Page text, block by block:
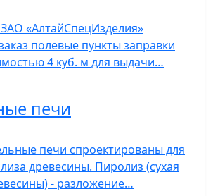
«АлтайСпецИзделия»
полевые пункты заправки
4 куб. м для выдачи…
печи
печи спроектированы для
древесины. Пиролиз (сухая
- разложение…